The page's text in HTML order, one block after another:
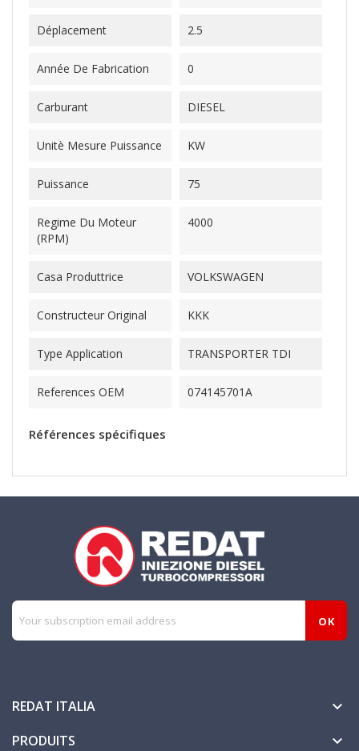
Déplacement 2.5
Année De Fabrication 0
Carburant DIESEL
Unitè Mesure Puissance KW
Puissance 75
Regime Du Moteur
(RPM)
4000
Casa Produttrice VOLKSWAGEN
Constructeur Original KKK
Type Application TRANSPORTER TDI
References OEM 074145701A
Références spécifiques
REDAT ITALIA 
PRODUITS 